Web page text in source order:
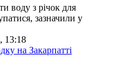
воду з річок для
зазначили у
13:18